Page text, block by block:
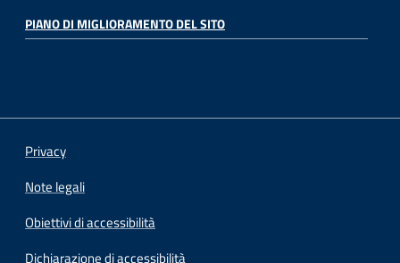
PIANO DI MIGLIORAMENTO DEL SITO
Privacy
Note legali
Obiettivi di accessibilità
Dichiarazione di accessibilità